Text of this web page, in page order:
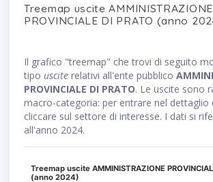
Treemap uscite AMMINISTRAZIONE
PROVINCIALE DI PRATO (anno
Il grafico "treemap" che trovi di seguito
tipo uscite relativi all'ente pubblico
PROVINCIALE DI PRATO. Le uscite sono
macro-categoria: per entrare nel dettaglio
cliccare sul settore di interesse. I dati si
all'anno 2024.
Treemap uscite AMMINISTRAZIONE
(anno 2024)